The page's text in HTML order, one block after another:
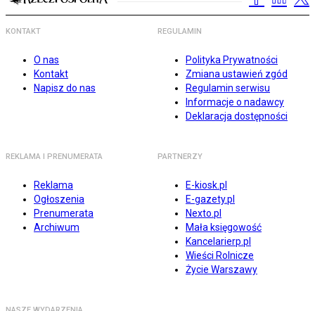
KONTAKT
O nas
Kontakt
Napisz do nas
REGULAMIN
Polityka Prywatności
Zmiana ustawień zgód
Regulamin serwisu
Informacje o nadawcy
Deklaracja dostępności
REKLAMA I PRENUMERATA
Reklama
Ogłoszenia
Prenumerata
Archiwum
PARTNERZY
E-kiosk.pl
E-gazety.pl
Nexto.pl
Mała księgowość
Kancelarierp.pl
Wieści Rolnicze
Życie Warszawy